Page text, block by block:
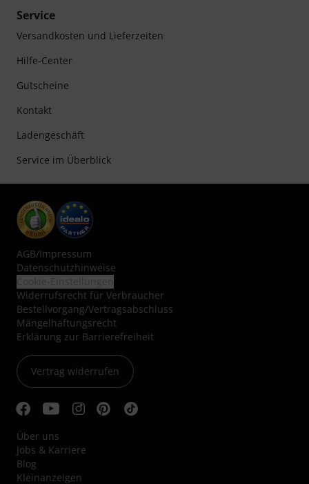
Service
Versandkosten und Lieferzeiten
Hilfe-Center
Gutscheine
Kontakt
Ladengeschäft
Service im Überblick
AGB/Impressum
Datenschutzhinweise
Widerrufsrecht für Verbraucher
Bestellvorgang/Vertragsabschluss
Mängelhaftungsrecht
Erklärung zur Barrierefreiheit
Vertrag widerrufen
Über uns
Jobs & Karriere
Blog
Kleinanzeigen